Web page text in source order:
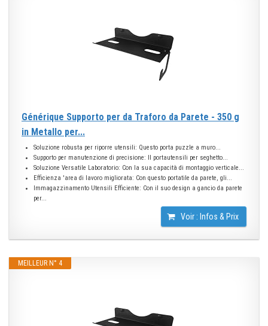
Générique Supporto per da Traforo da Parete - 350 g
in Metallo per...
Soluzione robusta per riporre utensili: Questo porta puzzle a muro...
Supporto per manutenzione di precisione: Il portautensili per seghetto...
Soluzione Versatile Laboratorio: Con la sua capacità di montaggio verticale...
Efficienza 'area di lavoro migliorata: Con questo portatile da parete, gli...
Immagazzinamento Utensili Efficiente: Con il suo design a gancio da parete
per...
Voir : Infos & Prix
MEILLEUR N° 4